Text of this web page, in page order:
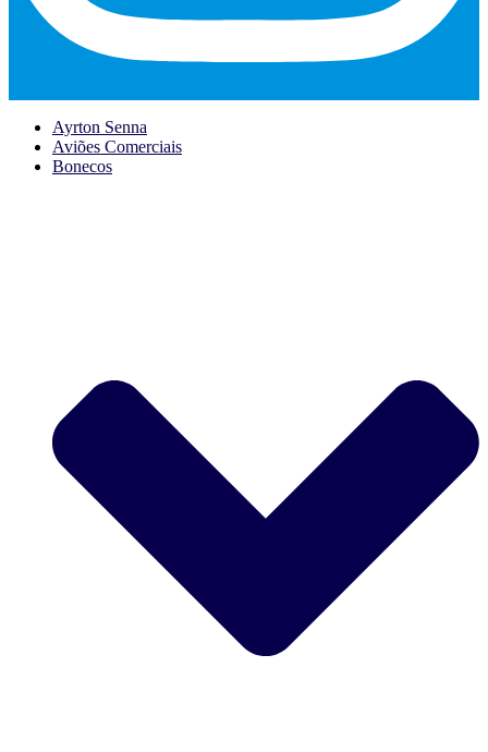
Ayrton Senna
Aviões Comerciais
Bonecos